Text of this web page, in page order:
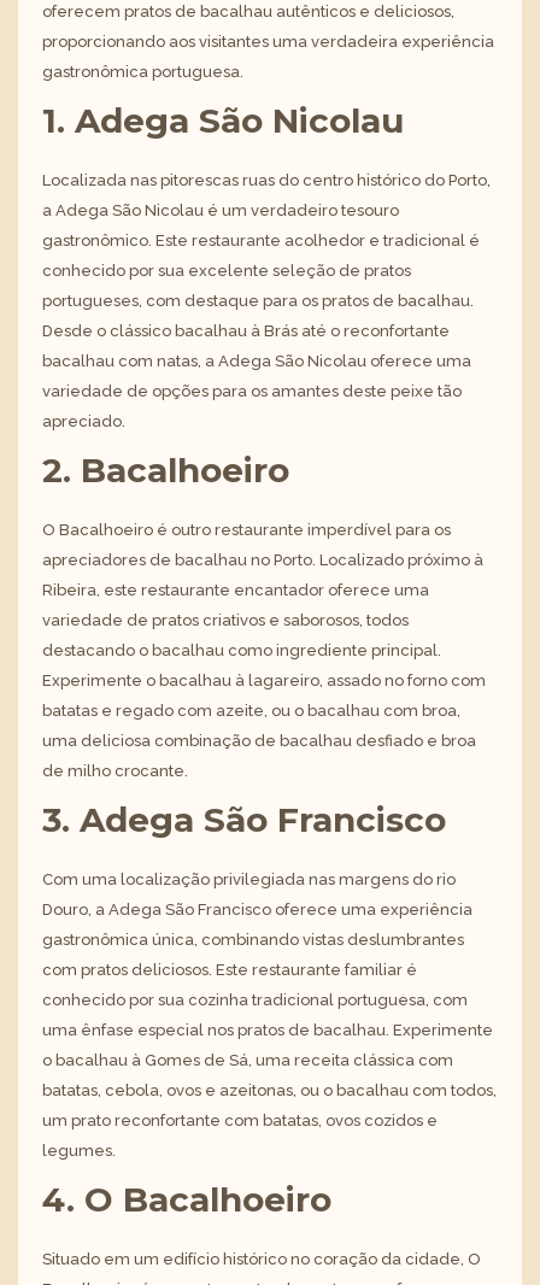
oferecem pratos de bacalhau autênticos e deliciosos,
proporcionando aos visitantes uma verdadeira experiência
gastronômica portuguesa.
1. Adega São Nicolau
Localizada nas pitorescas ruas do centro histórico do Porto,
a Adega São Nicolau é um verdadeiro tesouro
gastronômico. Este restaurante acolhedor e tradicional é
conhecido por sua excelente seleção de pratos
portugueses, com destaque para os pratos de bacalhau.
Desde o clássico bacalhau à Brás até o reconfortante
bacalhau com natas, a Adega São Nicolau oferece uma
variedade de opções para os amantes deste peixe tão
apreciado.
2. Bacalhoeiro
O Bacalhoeiro é outro restaurante imperdível para os
apreciadores de bacalhau no Porto. Localizado próximo à
Ribeira, este restaurante encantador oferece uma
variedade de pratos criativos e saborosos, todos
destacando o bacalhau como ingrediente principal.
Experimente o bacalhau à lagareiro, assado no forno com
batatas e regado com azeite, ou o bacalhau com broa,
uma deliciosa combinação de bacalhau desfiado e broa
de milho crocante.
3. Adega São Francisco
Com uma localização privilegiada nas margens do rio
Douro, a Adega São Francisco oferece uma experiência
gastronômica única, combinando vistas deslumbrantes
com pratos deliciosos. Este restaurante familiar é
conhecido por sua cozinha tradicional portuguesa, com
uma ênfase especial nos pratos de bacalhau. Experimente
o bacalhau à Gomes de Sá, uma receita clássica com
batatas, cebola, ovos e azeitonas, ou o bacalhau com todos,
um prato reconfortante com batatas, ovos cozidos e
legumes.
4. O Bacalhoeiro
Situado em um edifício histórico no coração da cidade, O